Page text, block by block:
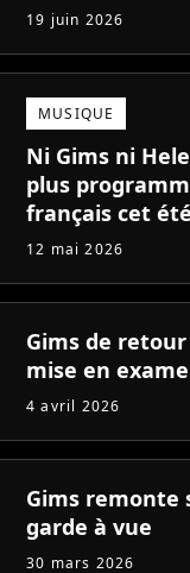
19 juin 2026
MUSIQUE
Ni Gims ni
plus
français cet
12 mai 2026
Gims de
mise en
4 avril 2026
Gims remonte
garde à vue
30 mars 2026